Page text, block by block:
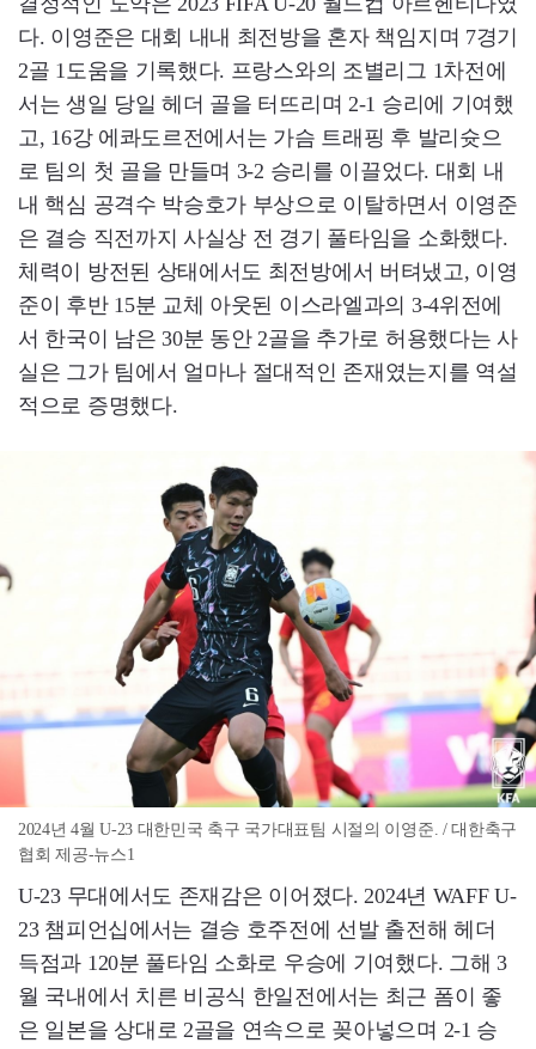
다. 이영준은 대회 내내 최전방을 혼자 책임지며 7경기
2골 1도움을 기록했다. 프랑스와의 조별리그 1차전에
서는 생일 당일 헤더 골을 터뜨리며 2-1 승리에 기여했
고, 16강 에콰도르전에서는 가슴 트래핑 후 발리슛으
로 팀의 첫 골을 만들며 3-2 승리를 이끌었다. 대회 내
내 핵심 공격수 박승호가 부상으로 이탈하면서 이영준
은 결승 직전까지 사실상 전 경기 풀타임을 소화했다.
체력이 방전된 상태에서도 최전방에서 버텨냈고, 이영
준이 후반 15분 교체 아웃된 이스라엘과의 3-4위전에
서 한국이 남은 30분 동안 2골을 추가로 허용했다는 사
실은 그가 팀에서 얼마나 절대적인 존재였는지를 역설
적으로 증명했다.
2024년 4월 U-23 대한민국 축구 국가대표팀 시절의 이영준. / 대한축구
협회 제공-뉴스1
U-23 무대에서도 존재감은 이어졌다. 2024년 WAFF U-
23 챔피언십에서는 결승 호주전에 선발 출전해 헤더
득점과 120분 풀타임 소화로 우승에 기여했다. 그해 3
월 국내에서 치른 비공식 한일전에서는 최근 폼이 좋
은 일본을 상대로 2골을 연속으로 꽂아넣으며 2-1 승